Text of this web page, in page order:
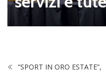
“SPORT IN ORO ESTATE”,